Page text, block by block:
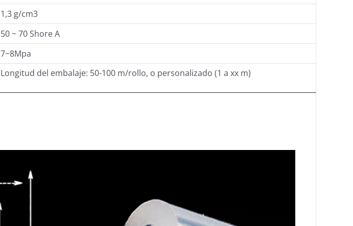
1,3 g/cm3
50 ~ 70 Shore A
7~8Mpa
Longitud del embalaje: 50-100 m/rollo, o personalizado (1 a xx m)